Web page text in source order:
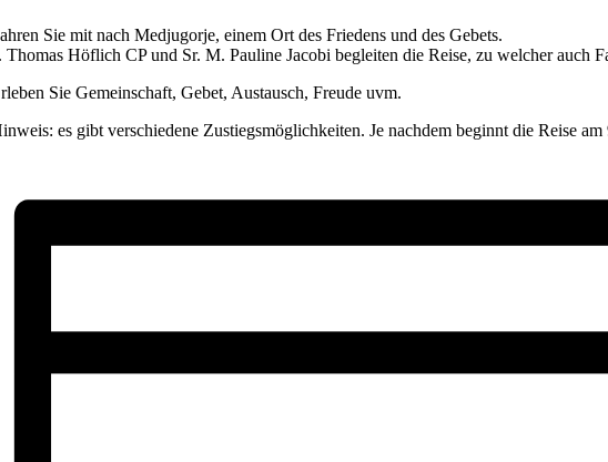
Sie mit nach Medjugorje, einem Ort des Friedens und des Gebets.
Thomas Höflich CP und Sr. M. Pauline Jacobi begleiten die Reise, zu welcher auch
Sie Gemeinschaft, Gebet, Austausch, Freude uvm.
es gibt verschiedene Zustiegsmöglichkeiten. Je nachdem beginnt die Reise